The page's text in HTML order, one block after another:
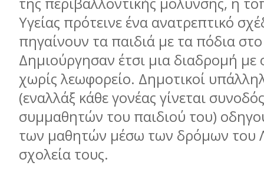
Υγείας πρότεινε ένα ανατρεπτικό
πηγαίνουν τα παιδιά με τα πόδια
Δημιούργησαν έτσι μια διαδρομή με
χωρίς λεωφορείο. Δημοτικοί
(εναλλάξ κάθε γονέας γίνεται
συμμαθητών του παιδιού του)
των μαθητών μέσω των δρόμων του
σχολεία τους.